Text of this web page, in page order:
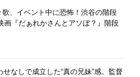
歌、イベント中に恐怖！渋谷の階段
画『だぁれかさんとアソぼ？』階段
なしで成立した“真の兄妹”感。監督